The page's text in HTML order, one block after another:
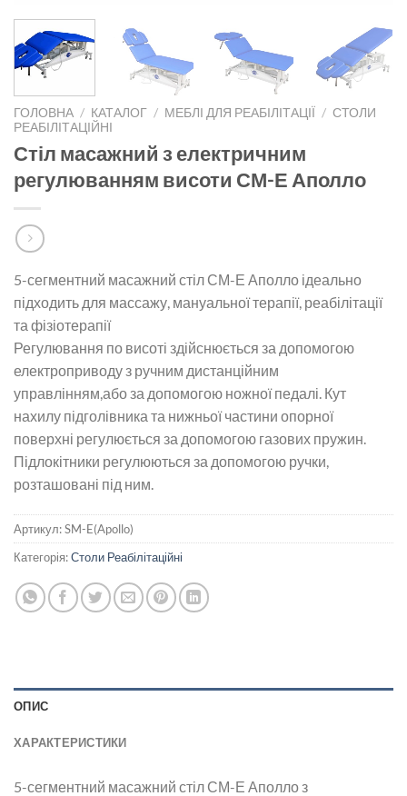
ГОЛОВНА / КАТАЛОГ / МЕБЛІ ДЛЯ РЕАБІЛІТАЦІЇ / СТОЛИ
РЕАБІЛІТАЦІЙНІ
Стіл масажний з електричним
регулюванням висоти СМ-Е Аполло
5-сегментний масажний стіл СМ-Е Аполло ідеально
підходить для массажу, мануальної терапії, реабілітації
та фізіотерапії
Регулювання по висоті здійснюється за допомогою
електроприводу з ручним дистанційним
управлінням,або за допомогою ножної педалі. Кут
нахилу підголівника та нижньої частини опорної
поверхні регулюється за допомогою газових пружин.
Підлокітники регулюються за допомогою ручки,
розташовані під ним.
Артикул:SM-E(Apollo)
Категорія:Столи Реабілітаційні
ОПИС
ХАРАКТЕРИСТИКИ
5-сегментний масажний стіл СМ-Е Аполло з